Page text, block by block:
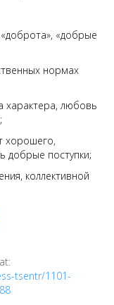
«добрые
нормах
характера, любовь
хорошего,
добрые поступки;
коллективной
tsentr/1101-